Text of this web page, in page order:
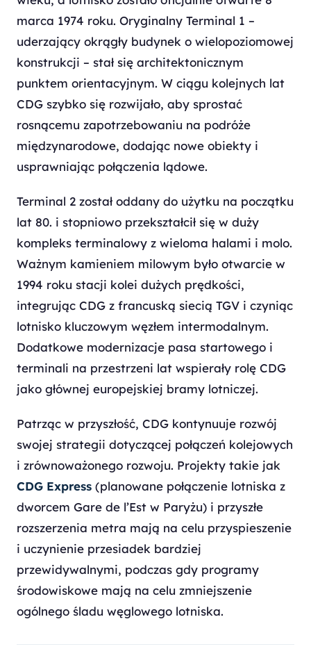
marca 1974 roku. Oryginalny Terminal 1 –
uderzający okrągły budynek o wielopoziomowej
konstrukcji – stał się architektonicznym
punktem orientacyjnym. W ciągu kolejnych lat
CDG szybko się rozwijało, aby sprostać
rosnącemu zapotrzebowaniu na podróże
międzynarodowe, dodając nowe obiekty i
usprawniając połączenia lądowe.
Terminal 2 został oddany do użytku na początku
lat 80. i stopniowo przekształcił się w duży
kompleks terminalowy z wieloma halami i molo.
Ważnym kamieniem milowym było otwarcie w
1994 roku stacji kolei dużych prędkości,
integrując CDG z francuską siecią TGV i czyniąc
lotnisko kluczowym węzłem intermodalnym.
Dodatkowe modernizacje pasa startowego i
terminali na przestrzeni lat wspierały rolę CDG
jako głównej europejskiej bramy lotniczej.
Patrząc w przyszłość, CDG kontynuuje rozwój
swojej strategii dotyczącej połączeń kolejowych
i zrównoważonego rozwoju. Projekty takie jak
CDG Express (planowane połączenie lotniska z
dworcem Gare de l’Est w Paryżu) i przyszłe
rozszerzenia metra mają na celu przyspieszenie
i uczynienie przesiadek bardziej
przewidywalnymi, podczas gdy programy
środowiskowe mają na celu zmniejszenie
ogólnego śladu węglowego lotniska.